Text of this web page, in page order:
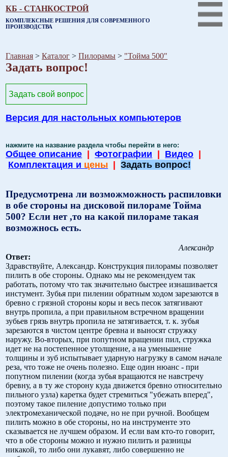
КБ - СТАНКОСТРОЙ
КОМПЛЕКСНЫЕ РЕШЕНИЯ ДЛЯ СОВРЕМЕННОГО
ПРОИЗВОДСТВА
Главная >Каталог >Пилорамы > "Тойма 500"
Задать вопрос!
Задать свой вопрос
Версия для настольных компьютеров
нажмите на название раздела чтобы перейти в него:
Общее описание Фотографии Видео
Комплектация и цены Задать вопрос!
Предусмотрена ли возможможность распиловки
в обе стороны на дисковой пилораме Тойма
500? Если нет ,то на какой пилораме такая
возможнось есть.
Александр
Ответ:
Здравствуйте, Александр. Конструкция пилорамы позволяет
пилить в обе стороны. Однако мы не рекомендуем так
работать, потому что так значительно быстрее изнашивается
инстумент. Зубья при пилении обратным ходом зарезаются в
бревно с грязной стороны коры и весь песок затягивают
внутрь пропила, а при правильном встречном вращении
зубьев грязь внутрь пропила не затягивается, т. к. зубья
зарезаются в чистом центре бревна и выносят стружку
наружу. Во-вторых, при попутном вращении пил, стружка
идет не на постепенное утолщение, а на уменьшение
толщины и зуб испытывает ударную нагрузку в самом начале
реза, что тоже не очень полезно. Еще один нюанс - при
попутном пилении (когда зубья вращаются не навстречу
бревну, а в ту же сторону куда движется бревно относительно
пильного узла) каретка будет стремиться "убежать вперед",
поэтому такое пиление допустимо только при
электромеханической подаче, но не при ручной. Вообщем
пилить можно в обе стороны, но на инструменте это
сказывается не лучшем образом. И если вам кто-то говорит,
что в обе стороны можно и нужно пилить и разницы
никакой, то либо они лукавят, либо совершенно не